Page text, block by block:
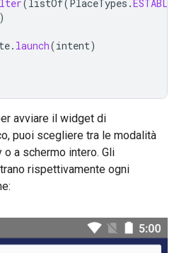
(listOf(PlaceTypes .
)
. launch(intent)
avviare il widget di
puoi scegliere tra le modalità
a schermo intero. Gli
rispettivamente ogni